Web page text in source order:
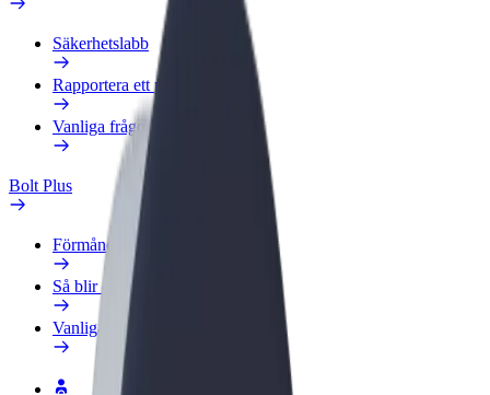
Säkerhetslabb
Rapportera ett problem
Vanliga frågor
Bolt Plus
Förmåner
Så blir du medlem
Vanliga frågor